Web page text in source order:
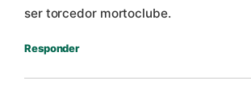
ser torcedor mortoclube.
Responder